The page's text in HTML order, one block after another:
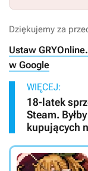
Dziękujemy za
Ustaw
w Google
WIĘCEJ:
18-latek
Steam.
kupujących